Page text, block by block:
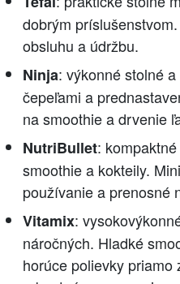
dobrým
obsluhu a údržbu.
Ninja: výkonné stolné
čepeľami a
na smoothie a drvenie
NutriBullet:
smoothie a kokteily.
používanie a prenosné
Vitamix:
náročných. Hladké
horúce polievky